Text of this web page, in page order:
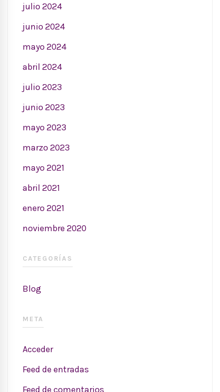
julio 2024
junio 2024
mayo 2024
abril 2024
julio 2023
junio 2023
mayo 2023
marzo 2023
mayo 2021
abril 2021
enero 2021
noviembre 2020
CATEGORÍAS
Blog
META
Acceder
Feed de entradas
Feed de comentarios